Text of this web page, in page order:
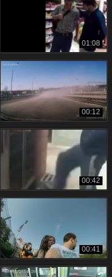
01:08
00:12
00:42
00:41